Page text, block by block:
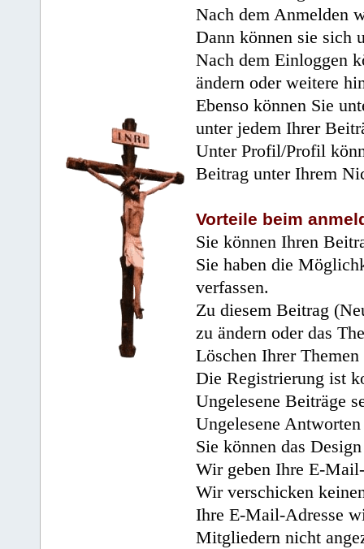
Nach dem Anmelden
Dann können sie sich
Nach dem Einloggen
ändern oder weitere
Ebenso können Sie
unter jedem Ihrer
Unter Profil/Profil
Beitrag unter Ihrem
Vorteile beim
Sie können Ihren
Sie haben die
verfassen.
Zu diesem Beitrag
zu ändern oder das
Löschen Ihrer
Die Registrierung ist
Ungelesene Beiträge
Ungelesene
Sie können das
Wir geben Ihre E-
Wir verschicken
Ihre E-Mail-Adresse
Mitgliedern nicht